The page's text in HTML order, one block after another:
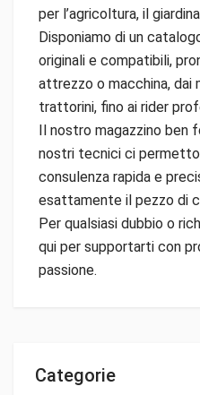
Categorie
per l’agricoltura, il
Disponiamo di un
originali e compatibili,
attrezzo o macchina,
trattorini, fino ai rider
Il nostro magazzino ben
nostri tecnici ci
consulenza rapida e
esattamente il pezzo di
Per qualsiasi dubbio o
qui per supportarti con
passione.